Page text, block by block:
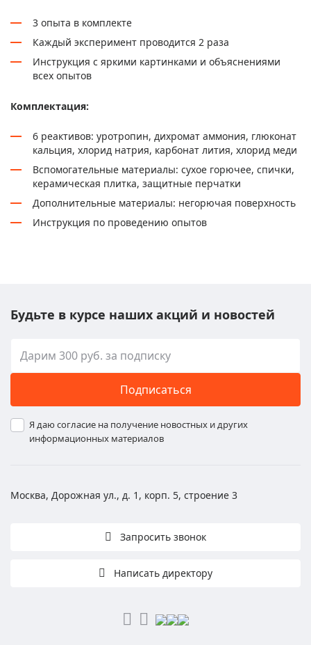
3 опыта в комплекте
Каждый эксперимент проводится 2 раза
Инструкция с яркими картинками и объяснениями
всех опытов
Комплектация:
6 реактивов: уротропин, дихромат аммония, глюконат
кальция, хлорид натрия, карбонат лития, хлорид меди
Вспомогательные материалы: сухое горючее, спички,
керамическая плитка, защитные перчатки
Дополнительные материалы: негорючая поверхность
Инструкция по проведению опытов
Будьте в курсе наших акций и новостей
Подписаться
Я даю согласие на получение новостных и других
информационных материалов
Москва, Дорожная ул., д. 1, корп. 5, строение 3
Запросить звонок
Написать директору